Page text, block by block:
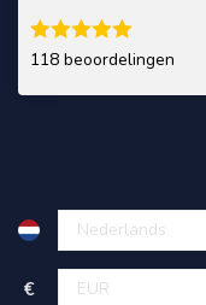
118 beoordelingen
€